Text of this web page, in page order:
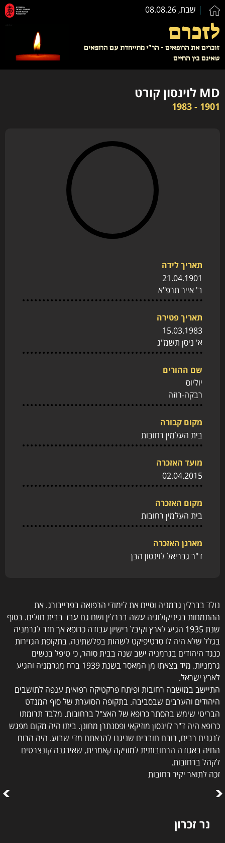
שבת, 08.08.26
לזכרם
זוכרים את הרופאים - הר"י מתייחדת עם הרופאים
שאינם בין החיים
MD לוינסון קורט
1901 - 1983
תאריך לידה
21.04.1901
ב' אייר תרפ"א
תאריך פטירה
15.03.1983
א' ניסן תשמ"ג
שם ההורים
יוליוס
רבקה-רוזה
מקום קבורה
בית העלמין רחובות
מועד האזכרה
02.04.2015
מקום האזכרה
בית העלמין רחובות
מארגן האזכרה
ד"ר גבריאל לוינסון הבן
נולד בברלין גרמניה וסיים את לימודי הרפואה בפרייבורג. את
ההתמחות בגיניקולוגיה עשה בברלין ושם גם עבד בבית חולים. בסוף
שנת 1935 הגיע לארץ וקיבל רישיון עבודה כרופא אך חזר לגרמניה
בגלל שלא היה לו סרטיפיקט לשהות בפלשתינה. בתקופת הגזירות
כנגד היהודים בגרמניה ישב שנה בבית סוהר, כי טיפל בנשים
גרמניות. מיד בצאתו מן המאסר בשנת 1939 ברח מגרמניה והגיע
לארץ ישראל.
התיישב במושבה רחובות ופיתח פרקטיקה רפואית ענפה לתושבים
היהודים והערבים שבסביבה. בתקופה הסוערת של סוף המנדט
הבריטי שימש בהסתר כרופא של האצ"ל ברחובות. מלבד תרומתו
כרופא היה ד"ר לוינסון מוזיקאי ופסנתרן מחונן. ביתו היה מקום מפגש
לנגנים רבים, רובם חובבים שניגנו להנאתם מדי שבוע. היה הרוח
החיה באגודה הרחובותית למוזיקה קאמרית, שאירגנה קונצרטים
לקהל ברחובות.
זכה לתואר יקיר רחובות
נר זכרון